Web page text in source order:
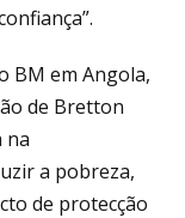
BM em Angola,
de Bretton
na
a pobreza,
de protecção